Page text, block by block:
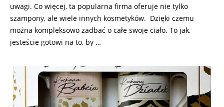
uwagi. Co więcej, ta popularna firma oferuje nie tylko
szampony, ale wiele innych kosmetyków. Dzięki czemu
można kompleksowo zadbać o całe swoje ciało. To jak,
jesteście gotowi na to, by …